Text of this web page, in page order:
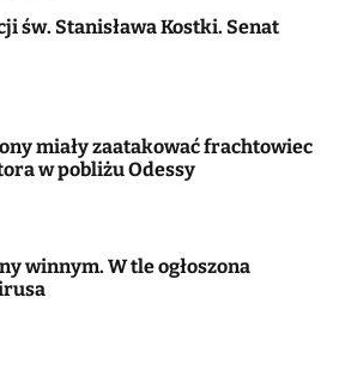
św. Stanisława Kostki. Senat
miały zaatakować frachtowiec
w pobliżu Odessy
winnym. W tle ogłoszona